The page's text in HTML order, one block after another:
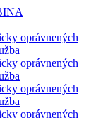
oprávnených
oprávnených
oprávnených
oprávnených